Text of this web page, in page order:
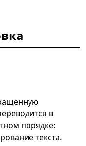
в
порядке:
текста.